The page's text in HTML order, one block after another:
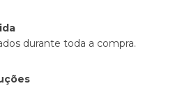
durante toda a compra.